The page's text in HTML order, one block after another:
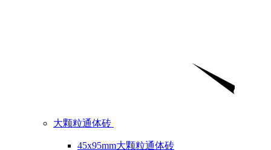
大颗粒通体砖
45x95mm大颗粒通体砖